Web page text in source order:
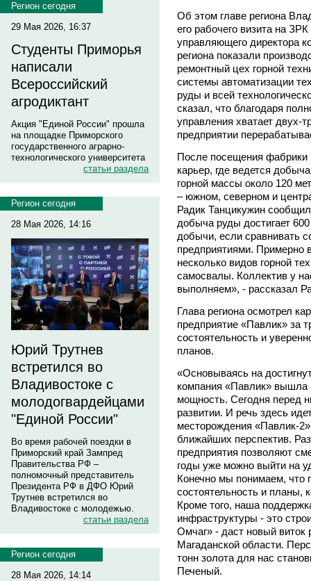
Регион сегодня
29 Мая 2026, 16:37
Студенты Приморья
написали
Всероссийский
агродиктант
Акция "Единой России" прошла
на площадке Приморского
государственного аграрно-
технологического университета
статьи раздела
Регион сегодня
28 Мая 2026, 14:16
Юрий Трутнев
встретился во
Владивостоке с
молодогвардейцами
"Единой России"
Во время рабочей поездки в
Приморский край Зампред
Правительства РФ –
полномочный представитель
Президента РФ в ДФО Юрий
Трутнев встретился во
Владивостоке с молодежью.
статьи раздела
Регион сегодня
28 Мая 2026, 14:14
Об этом главе региона
его рабочего визита на
управляющего директора
региона показали
ремонтный цех горной
системы автоматизации
руды и всей
сказал, что благодаря
управления хватает двух-
предприятии
После посещения фабрики
карьер, где ведется
горной массы около 120
– южном, северном и
Радик Танцикужин
добыча руды достигает
добычи, если сравнивать
предприятиями. Примерно
несколько видов горной
самосвалы. Коллектив у
выполняем», - рассказал
Глава региона осмотрел
предприятие «Павлик» за
состоятельность и
планов.
«Основываясь на
компания «Павлик» вышла
мощность. Сегодня перед
развитии. И речь здесь
месторождения «Павлик-
ближайших перспектив.
предприятия позволяют
годы уже можно выйти на
Конечно мы понимаем, что
состоятельность и
Кроме того, наша
инфраструктуры - это
Омчаг» - даст новый виток
Магаданской области.
тонн золота для нас
Печеный.